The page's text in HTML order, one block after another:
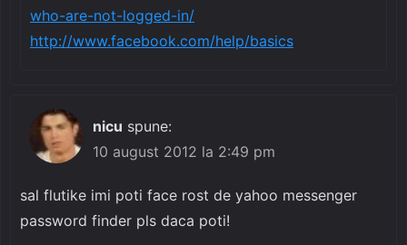
who-are-not-logged-in/
http://www.facebook.com/help/basics
nicu spune:
10 august 2012 la 2:49 pm
sal flutike imi poti face rost de yahoo messenger
password finder pls daca poti!